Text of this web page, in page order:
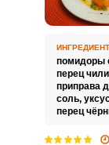
помидоры
перец
приправа
соль,
перец